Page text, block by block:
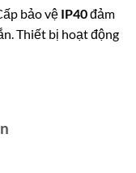
bảo vệ IP40đảm
Thiết bị hoạt động